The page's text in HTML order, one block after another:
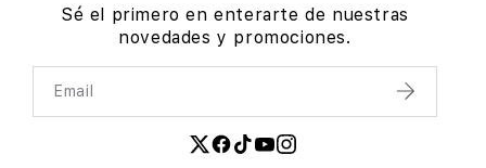
Sé el primero en enterarte de nuestras
novedades y promociones.
Email